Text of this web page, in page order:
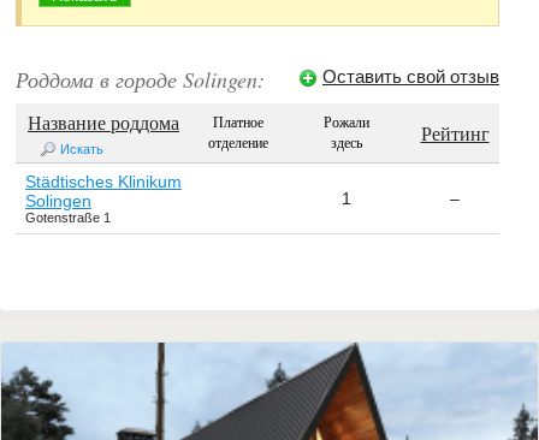
Роддома в городе Solingen: Оставить свой отзыв
Название роддома
Искать
Платное
отделение
Рожали
здесь
Рейтинг
Städtisches Klinikum
Solingen
Gotenstraße 1
1 –